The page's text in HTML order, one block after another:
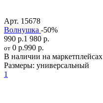
Арт. 15678
Волнушка -50%
990 р.1 980 р.
от 0 р.990 р.
В наличии на маркетплейсах
Размеры: универсальный
1